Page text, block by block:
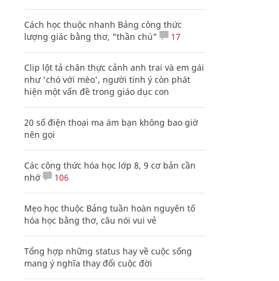
Cách học thuộc nhanh Bảng công thức
lượng giác bằng thơ, "thần chú"
17
Clip lột tả chân thực cảnh anh trai và em gái
như 'chó với mèo', người tinh ý còn phát
hiện một vấn đề trong giáo dục con
20 số điện thoại ma ám bạn không bao giờ
nên gọi
Các công thức hóa học lớp 8, 9 cơ bản cần
nhớ
106
Mẹo học thuộc Bảng tuần hoàn nguyên tố
hóa học bằng thơ, câu nói vui vẻ
Tổng hợp những status hay về cuộc sống
mang ý nghĩa thay đổi cuộc đời